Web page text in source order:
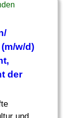
w/d)
,
der